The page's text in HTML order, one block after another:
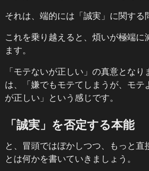
それは、端的には「誠実」に関する
これを乗り越えると、煩いが極端に
ます。
「モテないが正しい」の真意となり
は、「嫌でもモテてしまうが、モテ
が正しい」という感じです。
「誠実」を否定する本能
と、冒頭ではぼかしつつ、もっと直
とは何かを書いていきましょう。